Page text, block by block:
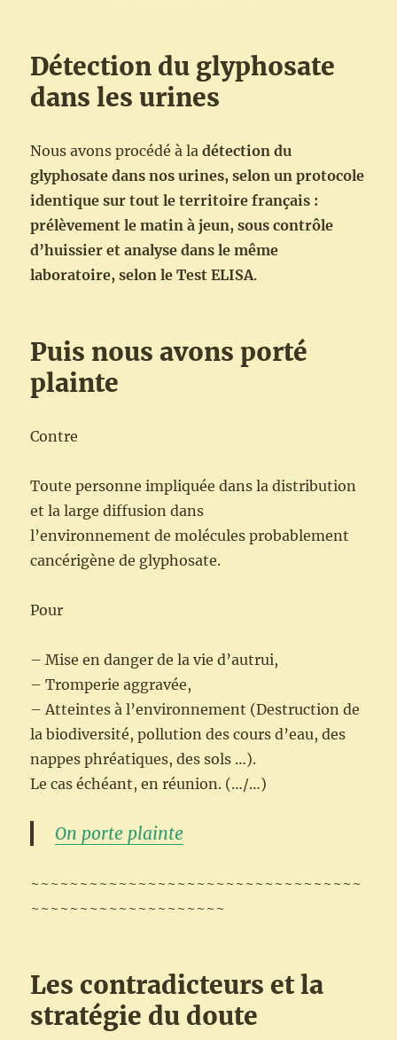
Détection du glyphosate
dans les urines
Nous avons procédé à ladétection du
glyphosate dans nos urines, selon un protocole
identique sur tout le territoire français :
prélèvement le matin à jeun, sous contrôle
d’huissier et analyse dans le même
laboratoire, selon le Test ELISA.
Puis nous avons porté
plainte
Contre
Toute personne impliquée dans la distribution
et la large diffusion dans
l’environnement de molécules probablement
cancérigène de glyphosate.
Pour
– Mise en danger de la vie d’autrui,
– Tromperie aggravée,
– Atteintes à l’environnement (Destruction de
la biodiversité, pollution des cours d’eau, des
nappes phréatiques, des sols …).
Le cas échéant, en réunion. (…/…)
On porte plainte
~~~~~~~~~~~~~~~~~~~~~~~~~~~~~~~~~~
~~~~~~~~~~~~~~~~~~~~
Les contradicteurs et la
stratégie du doute